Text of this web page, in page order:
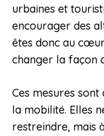
urbaines et
encourager des
êtes donc au
changer la façon
Ces mesures
la mobilité. Elles
restreindre, mais